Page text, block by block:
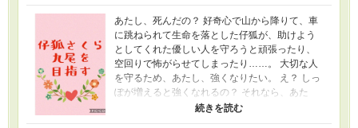
あたし、死んだの？ 好奇心で山から降りて、車
に跳ねられて生命を落とした仔狐が、助けよう
としてくれた優しい人を守ろうと頑張ったり、
空回りで怖がらせてしまったり……。 大切な人
を守るため、あたし、強くなりたい。 え？ しっ
ぽが増えると強くなれるの？ それなら、あた
し、凄く頑張る……！ ★他サイト(小説家になろ
う、エブリスタ)にも掲載しております。